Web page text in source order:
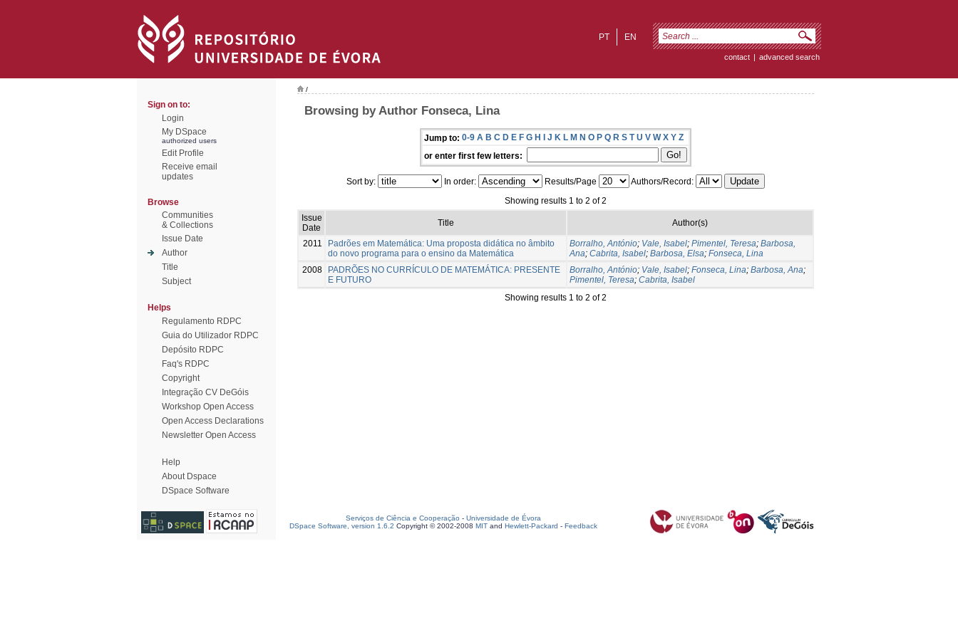
EN
PT
contact | advanced search
Sign on to:
Login
My DSpace
authorized users
Edit Profile
Receive email
updates
Browse
Communities
& Collections
Issue Date
Author
Title
Subject
Helps
Regulamento RDPC
Guia do Utilizador RDPC
Depósito RDPC
Faq's RDPC
Copyright
Integração CV DeGóis
Workshop Open Access
Open Access Declarations
Newsletter Open Access
Help
About Dspace
DSpace Software
/
Browsing by Author Fonseca, Lina
Jump to: 0-9 A B C D E F G H I J K L M N O P Q R S T U V W X Y Z
or enter first few letters:
Sort by: In order: Results/Page
Authors/Record:
Showing results 1 to 2 of 2
Issue
Date
Title Author(s)
2011
Padrões em Matemática: Uma proposta didática no âmbito
do novo programa para o ensino da Matemática
Borralho, António; Vale, Isabel; Pimentel, Teresa; Barbosa,
Ana; Cabrita, Isabel; Barbosa, Elsa; Fonseca, Lina
2008
PADRÕES NO CURRÍCULO DE MATEMÁTICA: PRESENTE
E FUTURO
Borralho, António; Vale, Isabel; Fonseca, Lina; Barbosa, Ana;
Pimentel, Teresa; Cabrita, Isabel
Showing results 1 to 2 of 2
Serviços de Ciência e Cooperação - Universidade de Évora
DSpace Software, version 1.6.2 Copyright © 2002-2008 MIT and Hewlett-Packard - Feedback